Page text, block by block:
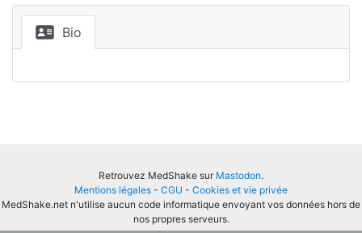
Bio
Retrouvez MedShake sur Mastodon.
Mentions légales - CGU - Cookies et vie privée
MedShake.net n'utilise aucun code informatique envoyant vos données hors de
nos propres serveurs.